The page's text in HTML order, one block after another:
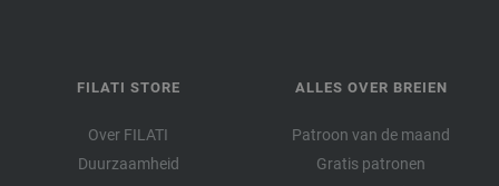
FILATI STORE
Over FILATI
Duurzaamheid
ALLES OVER BREIEN
Patroon van de maand
Gratis patronen